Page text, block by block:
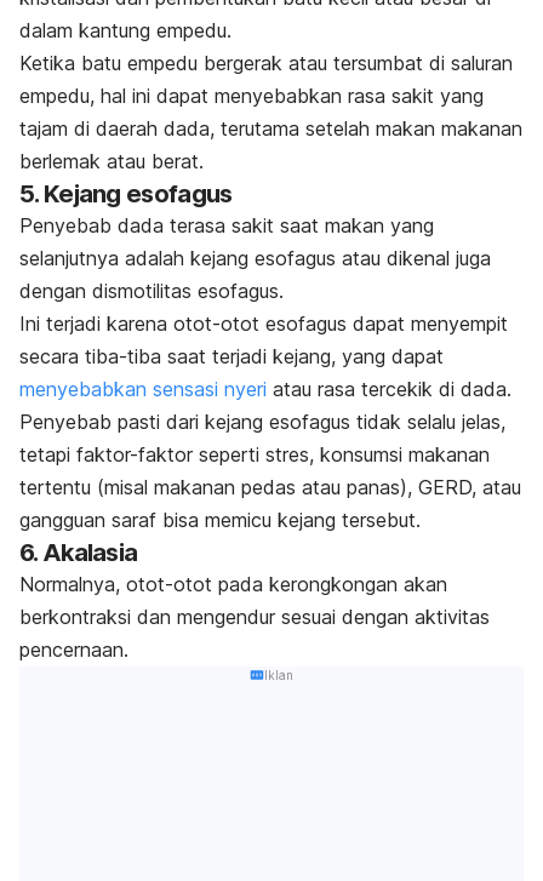
dalam kantung empedu.
Ketika batu empedu bergerak atau tersumbat di saluran
empedu, hal ini dapat menyebabkan rasa sakit yang
tajam di daerah dada, terutama setelah makan makanan
berlemak atau berat.
5. Kejang esofagus
Penyebab dada terasa sakit saat makan yang
selanjutnya adalah kejang esofagus atau dikenal juga
dengan dismotilitas esofagus.
Ini terjadi karena otot-otot esofagus dapat menyempit
secara tiba-tiba saat terjadi kejang, yang dapat
menyebabkan sensasi nyeri atau rasa tercekik di dada.
Penyebab pasti dari kejang esofagus tidak selalu jelas,
tetapi faktor-faktor seperti stres, konsumsi makanan
tertentu (misal makanan pedas atau panas), GERD, atau
gangguan saraf bisa memicu kejang tersebut.
6. Akalasia
Normalnya, otot-otot pada kerongkongan akan
berkontraksi dan mengendur sesuai dengan aktivitas
pencernaan.
Iklan